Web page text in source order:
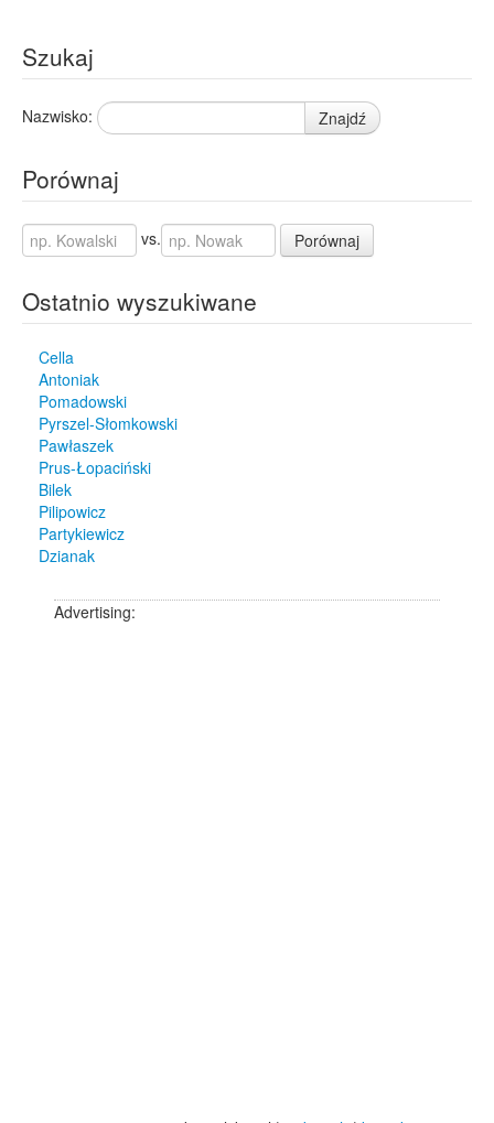
Szukaj
Nazwisko: Znajdź
Porównaj
vs. Porównaj
Ostatnio wyszukiwane
Cella
Antoniak
Pomadowski
Pyrszel-Słomkowski
Pawłaszek
Prus-Łopaciński
Bilek
Pilipowicz
Partykiewicz
Dzianak
Advertising: